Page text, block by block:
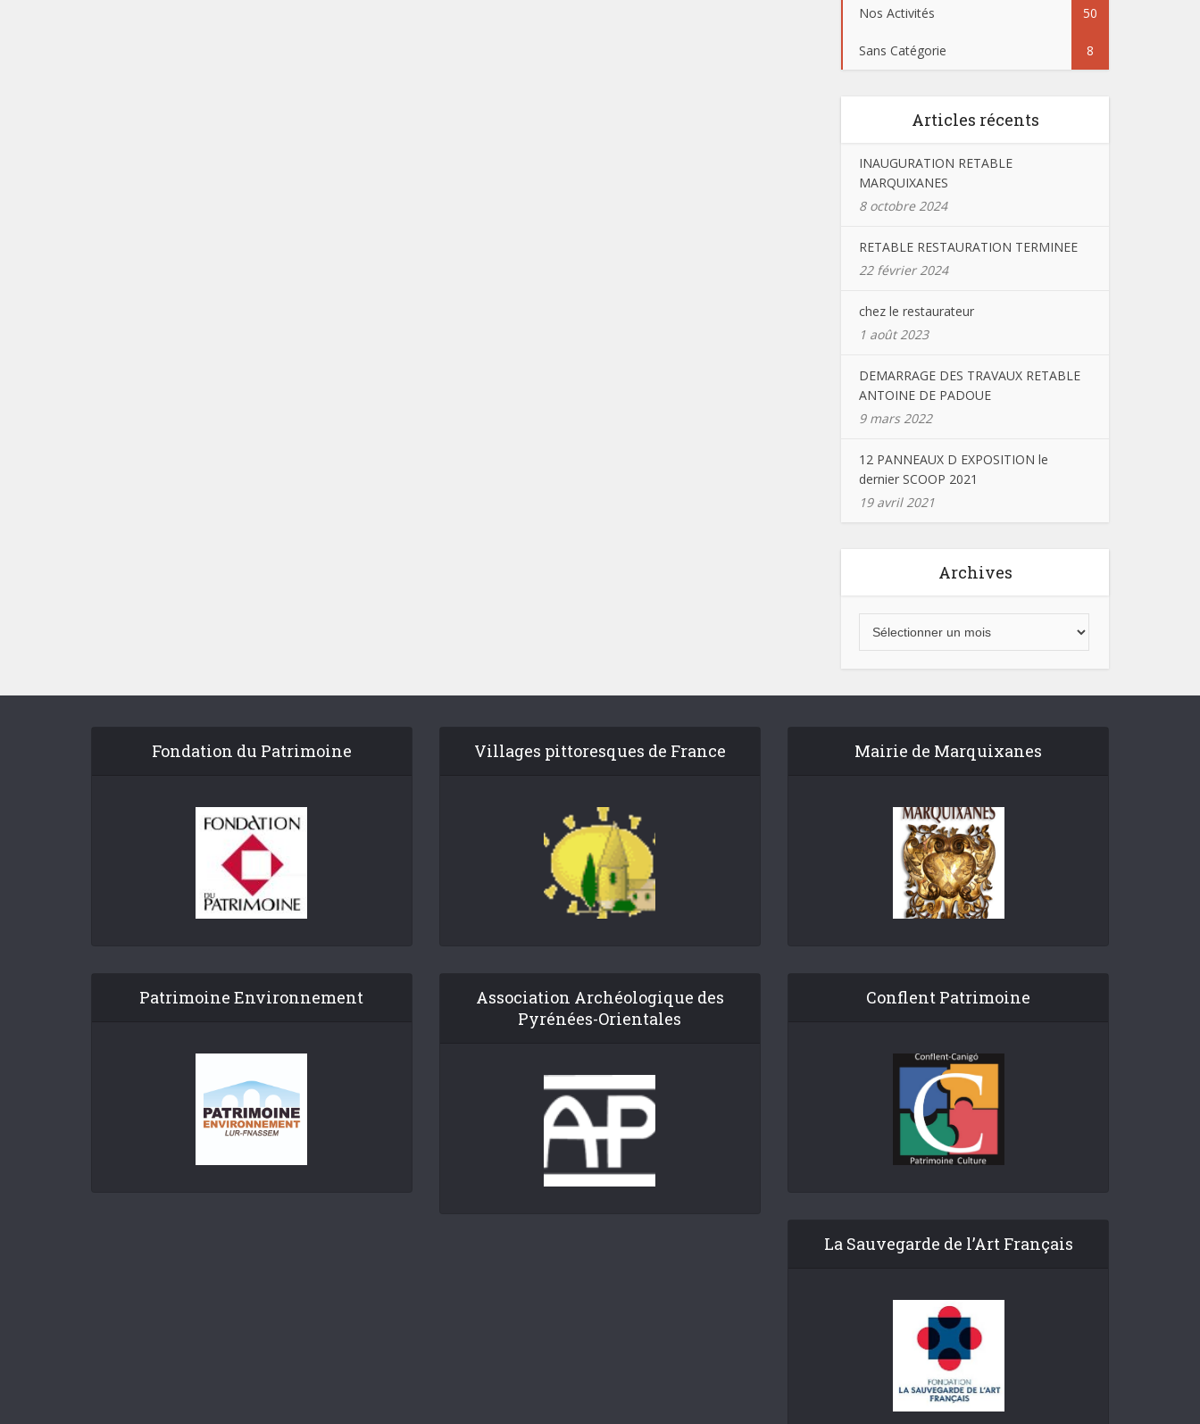
Nos Activités 50
Sans Catégorie 8
Articles récents
INAUGURATION RETABLE
MARQUIXANES
8 octobre 2024
RETABLE RESTAURATION TERMINEE
22 février 2024
chez le restaurateur
1 août 2023
DEMARRAGE DES TRAVAUX RETABLE
ANTOINE DE PADOUE
9 mars 2022
12 PANNEAUX D EXPOSITION le
dernier SCOOP 2021
19 avril 2021
Archives
Fondation du Patrimoine
Patrimoine Environnement
Villages pittoresques de France
Association Archéologique des
Pyrénées-Orientales
Mairie de Marquixanes
Conflent Patrimoine
La Sauvegarde de l’Art Français